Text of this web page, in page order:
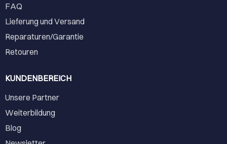
FAQ
Lieferung und Versand
Reparaturen/Garantie
Retouren
KUNDENBEREICH
Unsere Partner
Weiterbildung
Blog